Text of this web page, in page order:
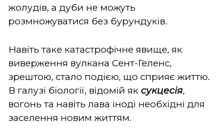
жолудів, а дуби не можуть
розмножуватися без бурундуків.
Навіть таке катастрофічне явище, як
виверження вулкана Сент-Геленс,
зрештою, стало подією, що сприяє життю.
В галузі біології, відомій як сукцесія,
вогонь та навіть лава іноді необхідні для
заселення новим життям.